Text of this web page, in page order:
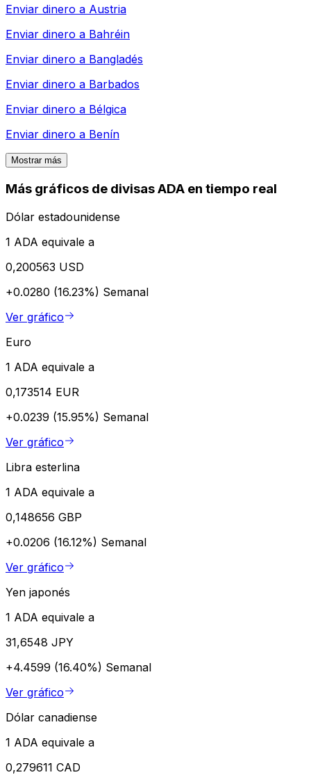
Enviar dinero a Austria
Enviar dinero a Bahréin
Enviar dinero a Bangladés
Enviar dinero a Barbados
Enviar dinero a Bélgica
Enviar dinero a Benín
Mostrar más
Más gráficos de divisas ADA en tiempo real
Dólar estadounidense
1 ADA equivale a
0,200563 USD
+0.0280 (16.23%) Semanal
Ver gráfico
Euro
1 ADA equivale a
0,173514 EUR
+0.0239 (15.95%) Semanal
Ver gráfico
Libra esterlina
1 ADA equivale a
0,148656 GBP
+0.0206 (16.12%) Semanal
Ver gráfico
Yen japonés
1 ADA equivale a
31,6548 JPY
+4.4599 (16.40%) Semanal
Ver gráfico
Dólar canadiense
1 ADA equivale a
0,279611 CAD